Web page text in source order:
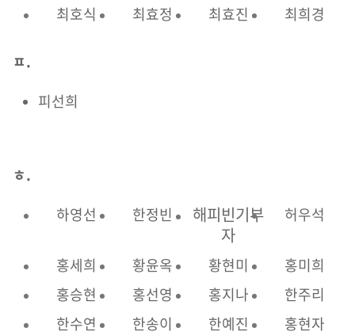
최호식
최효정 최효진 최희경
ㅍ.
피선희
ㅎ.
하영선
한정빈
해피빈기부
자
허우석
홍세희 황윤옥 황현미
홍미희
홍승현
홍선영 홍지나
한주리
한수연
한송이 한예진
홍현자